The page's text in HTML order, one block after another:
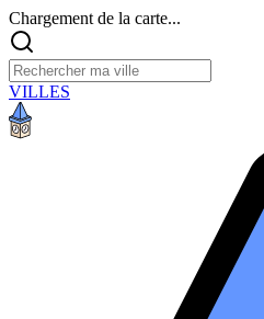
Chargement de la carte...
VILLES